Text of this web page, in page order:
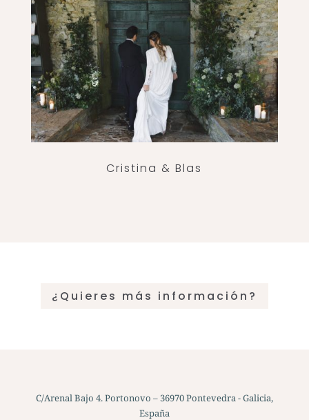
Cristina & Blas
¿Quieres más información?
C/Arenal Bajo 4. Portonovo – 36970 Pontevedra - Galicia,
España